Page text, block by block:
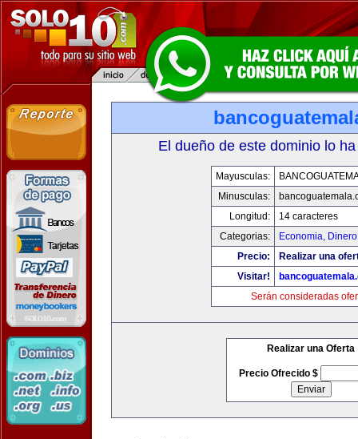
El dueño de este dominio lo
Mayusculas:
Minusculas:
Longitud:
14 caracteres
Categorias:
Economia,
Precio:
Realizar una
Visitar!
Serán consideradas
Realizar una Oferta
Precio Ofrecido $